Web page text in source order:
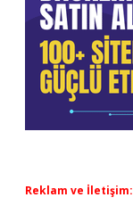
Reklam ve İletişim: